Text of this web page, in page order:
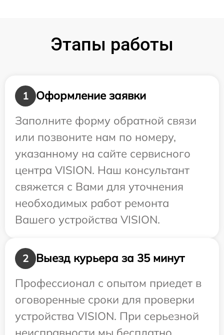
Этапы работы
1
Оформление заявки
Заполните форму обратной связи
или позвоните нам по номеру,
указанному на сайте сервисного
центра VISION. Наш консультант
свяжется с Вами для уточнения
необходимых работ ремонта
Вашего устройства VISION.
2
Выезд курьера за 35 минут
Профессионал с опытом приедет в
оговоренные сроки для проверки
устройства VISION. При серьезной